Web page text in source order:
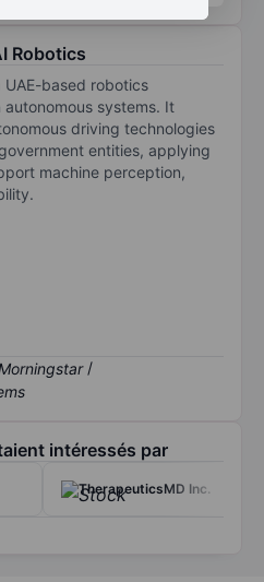
Robotics
UAE-based robotics
systems. It
driving technologies
entities, applying
machine perception,
/
intéressés par
TherapeuticsMD Inc.